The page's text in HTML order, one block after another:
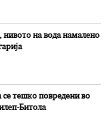
нивото на вода намалено
се тешко повредени во
Битола